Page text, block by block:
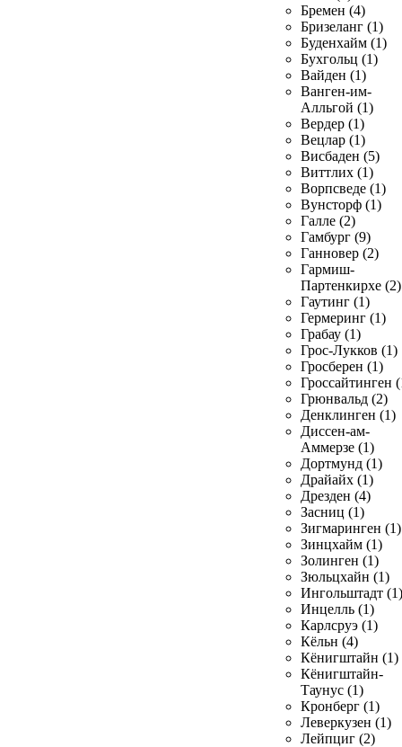
Бремен (4)
Бризеланг (1)
Буденхайм (1)
Бухгольц (1)
Вайден (1)
Ванген-им-
Алльгой (1)
Вердер (1)
Вецлар (1)
Висбаден (5)
Виттлих (1)
Ворпсведе (1)
Вунсторф (1)
Галле (2)
Гамбург (9)
Ганновер (2)
Гармиш-
Партенкирхе (2)
Гаутинг (1)
Гермеринг (1)
Грабау (1)
Грос-Лукков (1)
Гросберен (1)
Гроссайтинген
Грюнвальд (2)
Денклинген (1)
Диссен-ам-
Аммерзе (1)
Дортмунд (1)
Драйайх (1)
Дрезден (4)
Засниц (1)
Зигмаринген (1)
Зинцхайм (1)
Золинген (1)
Зюльцхайн (1)
Ингольштадт (1)
Инцелль (1)
Карлсруэ (1)
Кёльн (4)
Кёнигштайн (1)
Кёнигштайн-
Таунус (1)
Кронберг (1)
Леверкузен (1)
Лейпциг (2)